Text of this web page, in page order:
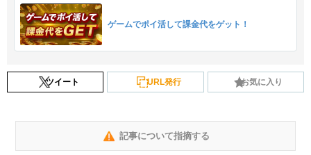
ゲームでポイ活して課金代をゲット！
ツイート URL発行 お気に入り
記事について指摘する